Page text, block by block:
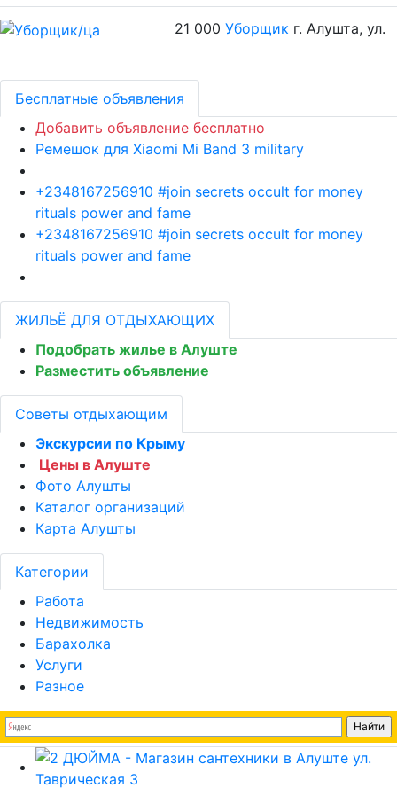
21 000 Уборщик г. Алушта, ул.
Бесплатные объявления
Добавить объявление бесплатно
Ремешок для Xiaomi Mi Band 3 military
+2348167256910 #join secrets occult for money
rituals power and fame
+2348167256910 #join secrets occult for money
rituals power and fame
ЖИЛЬЁ ДЛЯ ОТДЫХАЮЩИХ
Подобрать жилье в Алуште
Разместить объявление
Советы отдыхающим
Экскурсии по Крыму
Цены в Алуште
Фото Алушты
Каталог организаций
Карта Алушты
Категории
Работа
Недвижимость
Барахолка
Услуги
Разное